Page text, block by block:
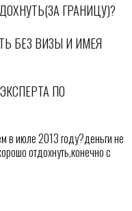
ГРАНИЦУ)?
БЕЗ ВИЗЫ И ИМЕЯ
ПО
в июле 2013 году?деньги не
отдохнуть,конечно с